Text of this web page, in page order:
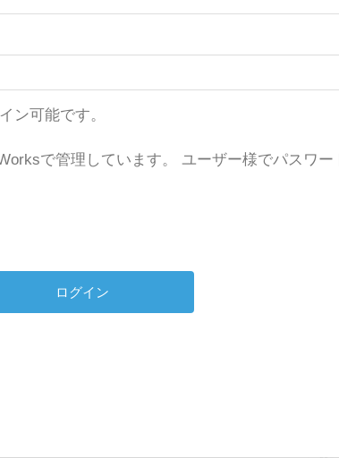
ン可能です。
で管理しています。 ユーザー様でパスワー